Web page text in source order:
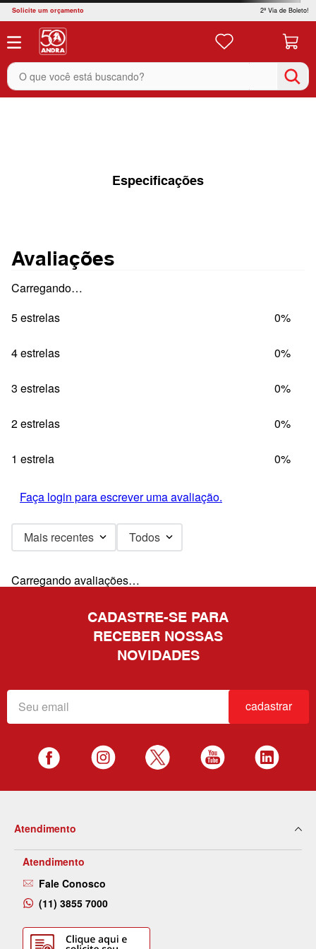
Solicite um orçamento 2ª Via de Boleto!
O que você está buscando?
Especificações
Avaliações
Carregando…
5 estrelas
0%
4 estrelas 0%
3 estrelas 0%
2 estrelas 0%
1 estrela 0%
Faça login para escrever uma avaliação.
Mais recentes Todos
Carregando avaliações…
CADASTRE-SE PARA
RECEBER NOSSAS
NOVIDADES
cadastrar
Atendimento
Atendimento
Fale Conosco
(11) 3855 7000